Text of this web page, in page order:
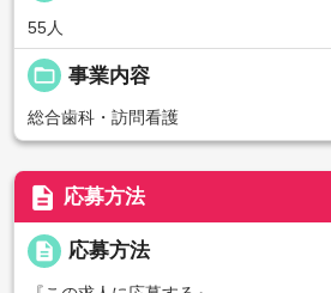
55人
folder_open 事業内容
総合歯科・訪問看護
description 応募方法
description 応募方法